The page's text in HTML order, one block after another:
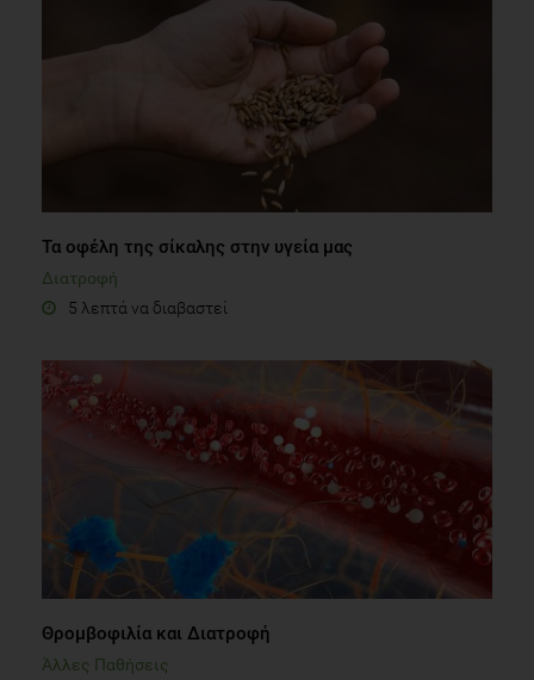
Τα οφέλη της σίκαλης στην υγεία μας
Διατροφή
5 λεπτά να διαβαστεί
Θρομβοφιλία και Διατροφή
Άλλες Παθήσεις